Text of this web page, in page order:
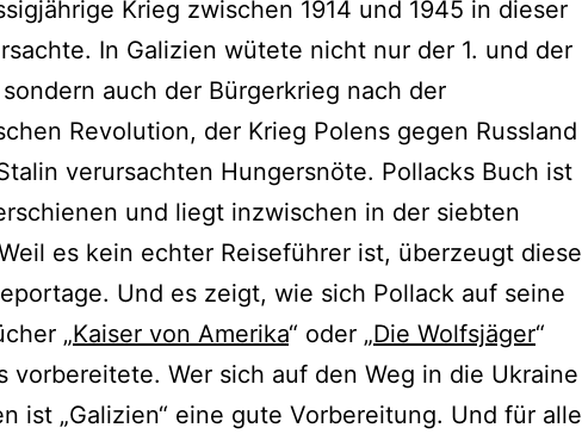
Krieg zwischen 1914 und 1945 in dieser
In Galizien wütete nicht nur der 1. und der
auch der Bürgerkrieg nach der
Revolution, der Krieg Polens gegen Russland
verursachten Hungersnöte. Pollacks Buch ist
und liegt inzwischen in der siebten
es kein echter Reiseführer ist, überzeugt diese
Und es zeigt, wie sich Pollack auf seine
„Kaiser von Amerika“ oder „Die Wolfsjäger“
vorbereitete. Wer sich auf den Weg in die Ukraine
ist „Galizien“ eine gute Vorbereitung. Und für alle